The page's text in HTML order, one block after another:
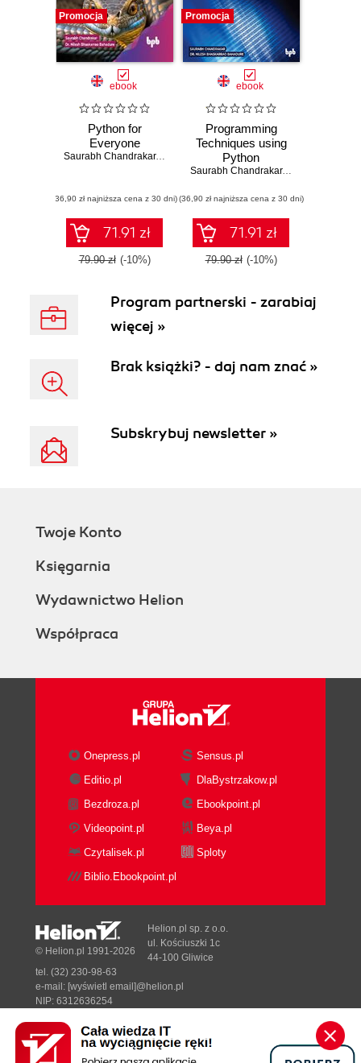
Promocja
ebook
Python for
Everyone
Saurabh Chandrakar
,Dr. Nilesh Bhaskarrao Bahadure
(36,90 zł najniższa cena z 30 dni)
71.91 zł
79.90 zł (-10%)
Promocja
ebook
Programming
Techniques using
Python
Saurabh Chandrakar
,Dr. Nilesh
(36,90 zł najniższa cena z 30 dni)
71.91 zł
79.90 zł (-10%)
Program partnerski - zarabiaj
więcej »
Brak książki? - daj nam znać »
Subskrybuj newsletter »
Twoje Konto
Księgarnia
Wydawnictwo Helion
Współpraca
Onepress.pl
Sensus.pl
Editio.pl
DlaBystrzakow.pl
Bezdroza.pl
Ebookpoint.pl
Videopoint.pl
Beya.pl
Czytalisek.pl
Sploty
Biblio.Ebookpoint.pl
Designed with ♥ byTonik.pl
© Helion.pl 1991-2026
Helion.pl sp. z o.o.
ul. Kościuszki 1c
44-100 Gliwice
tel. (32) 230-98-63
e-mail: [wyświetl email]@helion.pl
NIP: 6312636254